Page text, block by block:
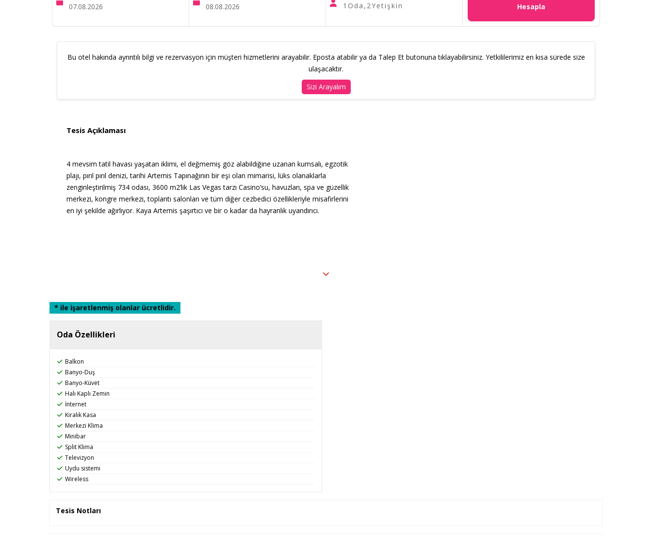
1 Oda, 2Yetişkin Hesapla
Bu otel hakında ayrıntılı bilgi ve rezervasyon için müşteri hizmetlerini arayabilir. Eposta atabilir ya da Talep Et butonuna tıklayabilirsiniz. Yetkililerimiz en kısa sürede size
ulaşacaktır.
Sizi Arayalım
Tesis Açıklaması
4 mevsim tatil havası yaşatan iklimi, el değmemiş göz alabildiğine uzanan kumsalı, egzotik
plajı, pırıl pırıl denizi, tarihi Artemis Tapınağının bir eşi olan mimarisi, lüks olanaklarla
zenginleştirilmiş 734 odası, 3600 m2’lik Las Vegas tarzı Casino’su, havuzları, spa ve güzellik
merkezi, kongre merkezi, toplantı salonları ve tüm diğer cezbedici özellikleriyle misafirlerini
en iyi şekilde ağırlıyor. Kaya Artemis şaşırtıcı ve bir o kadar da hayranlık uyandırıcı.
Oda Özellikleri
Balkon
Banyo-Duş
Banyo-Küvet
Halı Kaplı Zemin
İnternet
Kiralık Kasa
Merkezi Klima
Minibar
Split Klima
Televizyon
Uydu sistemi
Wireless
* ile işaretlenmiş olanlar ücretlidir.
Tesis Notları